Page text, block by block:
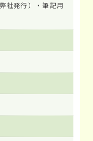
社発行）・筆記用